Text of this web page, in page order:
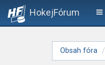
HokejFórum
Obsah fóra